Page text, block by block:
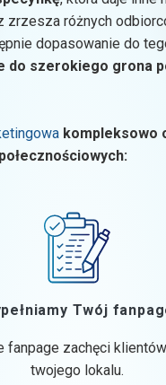
zrzesza różnych
dopasowanie do
do szerokiego grona
kompleksowo
Twój
fanpage zachęci
twojego lokalu.